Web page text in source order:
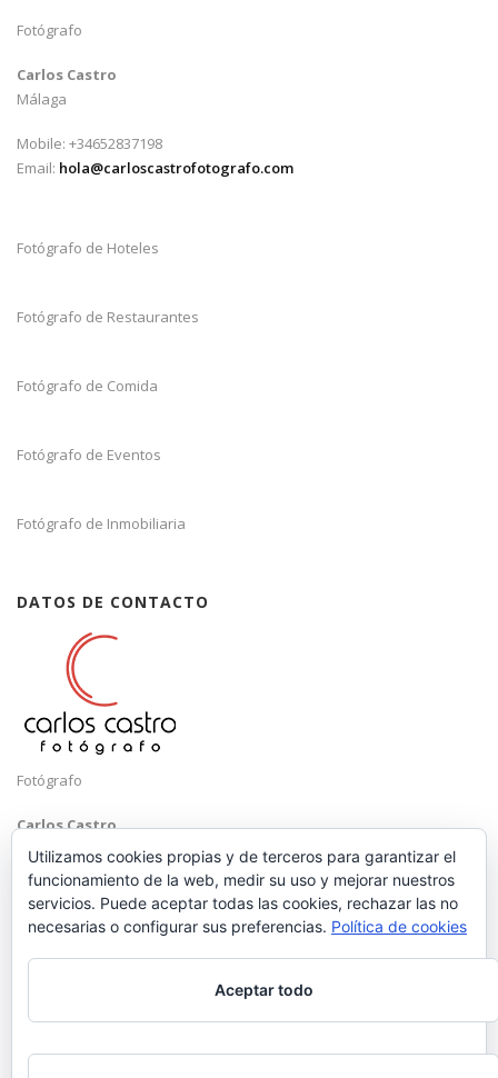
Fotógrafo
Carlos Castro
Málaga
Mobile: +34652837198
Email: hola@carloscastrofotografo.com
Fotógrafo de Hoteles
Fotógrafo de Restaurantes
Fotógrafo de Comida
Fotógrafo de Eventos
Fotógrafo de Inmobiliaria
DATOS DE CONTACTO
Fotógrafo
Carlos Castro
Málaga
Mobile: +34 652 83 71 98
hola@carloscastrofotografo.com
Utilizamos cookies propias y de terceros para garantizar el
funcionamiento de la web, medir su uso y mejorar nuestros
servicios. Puede aceptar todas las cookies, rechazar las no
necesarias o configurar sus preferencias. Política de cookies
Aceptar todo